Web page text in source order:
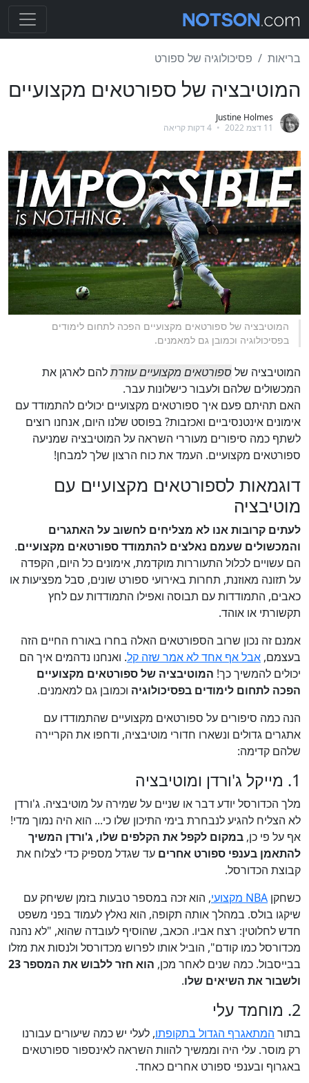
בריאות פסיכולוגיה של ספורט
המוטיבציה של ספורטאים מקצועיים
Justine Holmes
11 דצמ 2022
•
המוטיבציה של ספורטאים מקצועיים הפכה לתחום לימודים
בפסיכולוגיה וכמובן גם למאמנים.
המוטיבציה של ספורטאים מקצועיים עוזרתלהם לארגן את
המכשולים שלהם ולעבור כישלונות עבר.
האם תהיתם פעם איך ספורטאים מקצועיים יכולים להתמודד עם
אימונים אינטנסיביים ואכזבות? בפוסט שלנו היום, אנחנו רוצים
לשתף כמה סיפורים מעוררי השראה על המוטיבציה שמניעה
ספורטאים מקצועיים. העמד את כוח הרצון שלך למבחן!
דוגמאות לספורטאים מקצועיים עם
מוטיבציה
לעתים קרובות אנו לא מצליחים לחשוב על האתגרים
והמכשולים שעמם נאלצים להתמודד ספורטאים מקצועיים.
הם עשויים לכלול התעוררות מוקדמת, אימונים כל היום, הקפדה
על תזונה מאוזנת, תחרות באירועי ספורט שונים, סבל מפציעות או
כאבים, התמודדות עם תבוסה ואפילו התמודדות עם לחץ
תקשורתי או אוהד.
אמנם זה נכון שרוב הספורטאים האלה בחרו באורח החיים הזה
בעצמם, אבל אף אחד לא אמר שזה קל. ואנחנו נדהמים איך הם
יכולים להמשיך כך! המוטיבציה של ספורטאים מקצועיים
הפכה לתחום לימודים בפסיכולוגיה וכמובן גם למאמנים.
הנה כמה סיפורים על ספורטאים מקצועיים שהתמודדו עם
אתגרים גדולים ונשארו חדורי מוטיבציה, ודחפו את הקריירה
שלהם קדימה:
1. מייקל ג'ורדן ומוטיבציה
מלך הכדורסל יודע דבר או שניים על שמירה על מוטיבציה. ג'ורדן
לא הצליח להגיע לנבחרת בימי התיכון שלו כי... הוא היה נמוך מדי!
אף על פי כן, במקום לקפל את הקלפים שלו, ג'ורדן המשיך
להתאמן בענפי ספורט אחרים עד שגדל מספיק כדי לצלוח את
קבוצת הכדורסל.
כשחקן NBA מקצועי
, הוא זכה במספר טבעות בזמן ששיחק עם
שיקגו בולס. במהלך אותה תקופה, הוא נאלץ לעמוד בפני משפט
חדש לחלוטין: רצח אביו. הכאב, שהוסיף לעובדה שהוא, "לא נהנה
מכדורסל כמו קודם", הוביל אותו לפרוש מכדורסל ולנסות את מזלו
בבייסבול. כמה שנים לאחר מכן,
הוא חזר ללבוש את המספר 23
ולשבור את השיאים שלו.
2. מוחמד עלי
בתור המתאגרף הגדול בתקופתו, לעלי יש כמה שיעורים עבורנו
רק מוסר. עלי היה וממשיך להוות השראה לאינספור ספורטאים
באגרוף ובענפי ספורט אחרים כאחד.